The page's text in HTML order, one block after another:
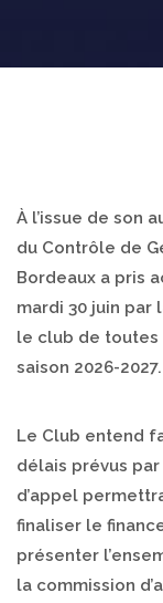
À l’issue de son
du Contrôle de
Bordeaux a pris
mardi 30 juin par
le club de
saison 2026-2027.
Le Club entend
délais prévus
d’appel
finaliser le
présenter
la commission